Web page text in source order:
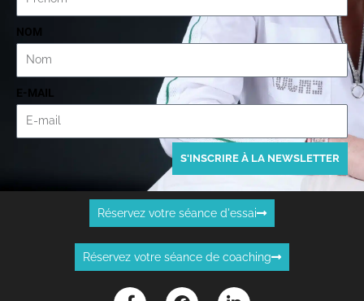
NOM
E-MAIL
S'INSCRIRE À LA NEWSLETTER
Réservez votre séance d'essai
Réservez votre séance de coaching
a
a
i